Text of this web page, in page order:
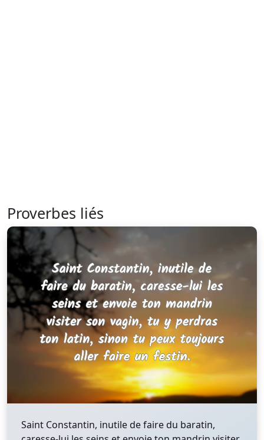
Proverbes liés
Saint Constantin, inutile de faire du baratin,